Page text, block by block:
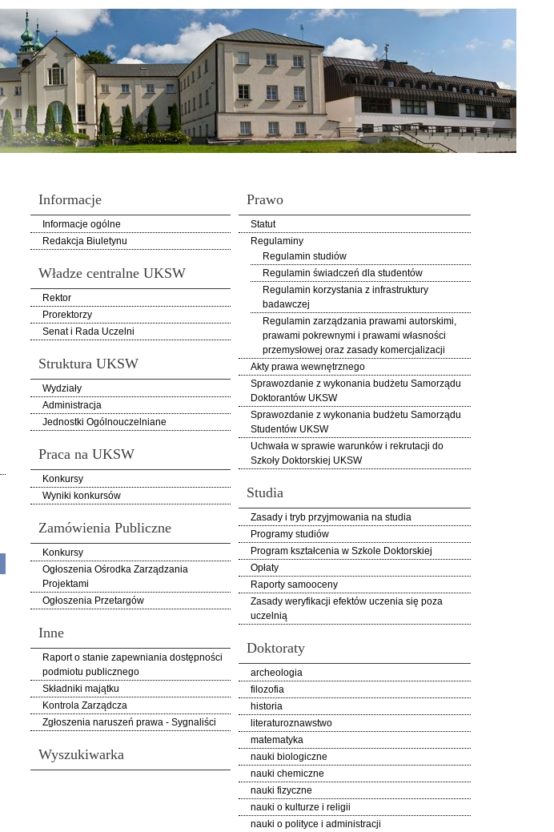
Informacje
Informacje ogólne
Redakcja Biuletynu
Władze centralne UKSW
Rektor
Prorektorzy
Senat i Rada Uczelni
Struktura UKSW
Wydziały
Administracja
Jednostki Ogólnouczelniane
Praca na UKSW
Konkursy
Wyniki konkursów
Zamówienia Publiczne
Konkursy
Ogłoszenia Ośrodka Zarządzania
Projektami
Ogłoszenia Przetargów
Inne
Raport o stanie zapewniania dostępności
podmiotu publicznego
Składniki majątku
Kontrola Zarządcza
Zgłoszenia naruszeń prawa - Sygnaliści
Wyszukiwarka
Prawo
Statut
Regulaminy
Regulamin studiów
Regulamin świadczeń dla studentów
Regulamin korzystania z infrastruktury
badawczej
Regulamin zarządzania prawami autorskimi,
prawami pokrewnymi i prawami własności
przemysłowej oraz zasady komercjalizacji
Akty prawa wewnętrznego
Sprawozdanie z wykonania budżetu Samorządu
Doktorantów UKSW
Sprawozdanie z wykonania budżetu Samorządu
Studentów UKSW
Uchwała w sprawie warunków i rekrutacji do
Szkoły Doktorskiej UKSW
Studia
Zasady i tryb przyjmowania na studia
Programy studiów
Program kształcenia w Szkole Doktorskiej
Opłaty
Raporty samooceny
Zasady weryfikacji efektów uczenia się poza
uczelnią
Doktoraty
archeologia
filozofia
historia
literaturoznawstwo
matematyka
nauki biologiczne
nauki chemiczne
nauki fizyczne
nauki o kulturze i religii
nauki o polityce i administracji